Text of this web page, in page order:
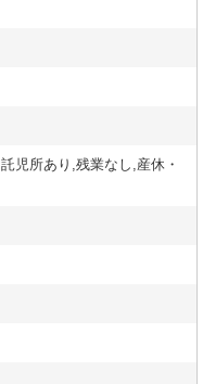
児所あり,残業なし,産休・